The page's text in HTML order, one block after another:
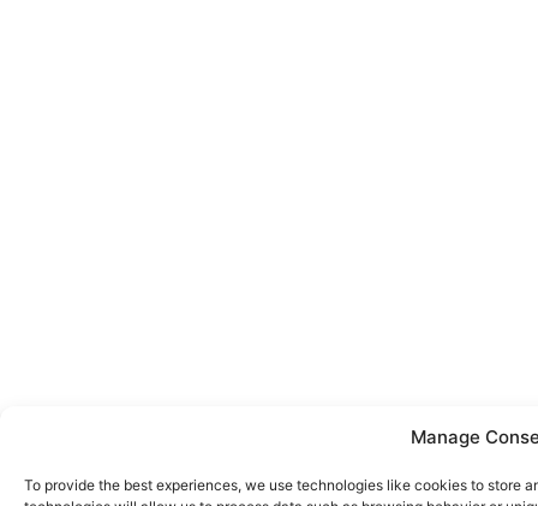
Manage
To provide the best experiences, we use technologies like cookies to store